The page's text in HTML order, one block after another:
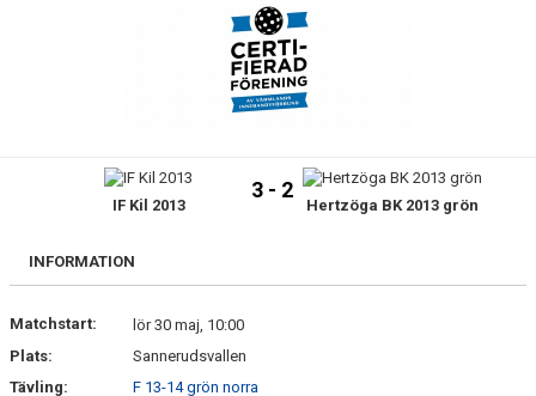
FRISPARKEN
MATCHER
IF Kil 2013
3 - 2
Hertzöga BK 2013 grön
INFORMATION
Matchstart:
lör 30 maj, 10:00
Plats:
Sannerudsvallen
Tävling:
F 13-14 grön norra